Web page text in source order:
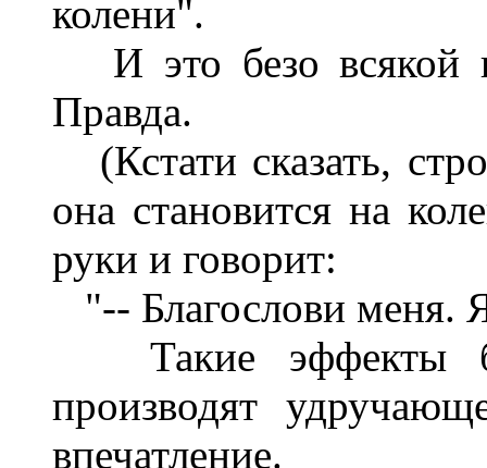
колени".
И это безо всякой
Правда.
(Кстати сказать,
она становится на
руки и говорит:
"-- Благослови меня.
Такие эффекты
производят
впечатление.